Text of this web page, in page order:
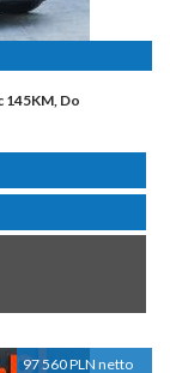
145KM, Do
97 560 PLN netto